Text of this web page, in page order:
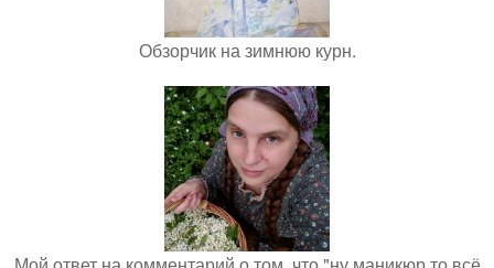
Обзорчик на зимнюю курн.